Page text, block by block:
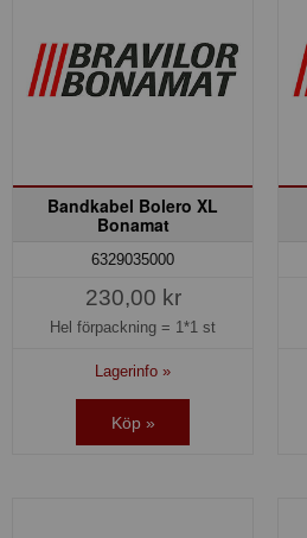
Bandkabel Bolero XL
Bonamat
6329035000
230,00 kr
Hel förpackning = 1*1 st
Lagerinfo »
Köp »